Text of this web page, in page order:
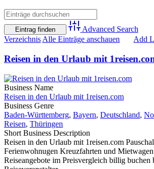
Advanced Search
VerzeichnisAlle Einträge anschauen Add
Reisen in den Urlaub mit
Business Name
Reisen in den Urlaub mit 1reisen.com
Business Genre
Baden-Württemberg, Bayern, Deutschland,
Reisen, Thüringen
Short Business Description
Reisen in den Urlaub mit 1reisen.com
Ferienwohnugen Kreuzfahrten und
Reiseangebote im Preisvergleich billig buchen